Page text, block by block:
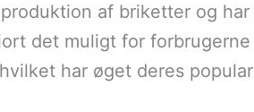
af briketter og
det muligt for
har øget deres